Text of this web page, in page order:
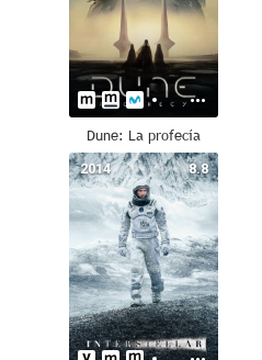
Dune: La profecía
8.8
2014